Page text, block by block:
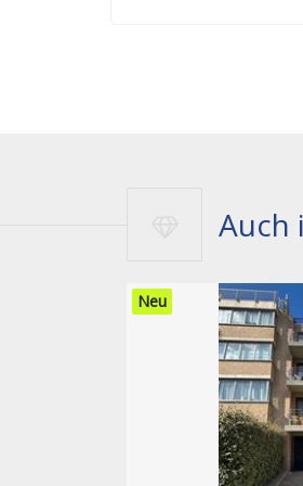
Auch
Neu